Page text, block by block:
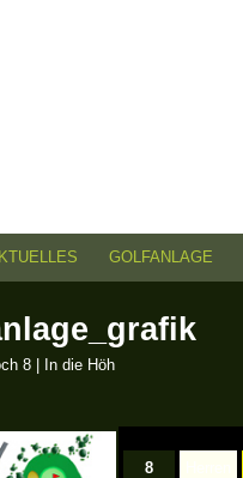
GOLFANLAGE
8 | In die Höh
8